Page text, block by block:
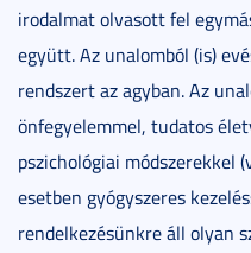
irodalmat olvasott fel
együtt. Az unalomból (is)
rendszert az agyban. Az
önfegyelemmel, tudatos
pszichológiai módszerekkel
esetben gyógyszeres
rendelkezésünkre áll olyan